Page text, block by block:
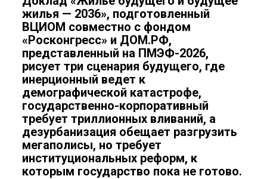
жилья — 2036», подготовленный
ВЦИОМ совместно с фондом
«Росконгресс» и ДОМ.РФ,
представленный на ПМЭФ-2026,
рисует три сценария будущего, где
инерционный ведет к
демографической катастрофе,
государственно-корпоративный
требует триллионных вливаний, а
дезурбанизация обещает разгрузить
мегаполисы, но требует
институциональных реформ, к
которым государство пока не готово.